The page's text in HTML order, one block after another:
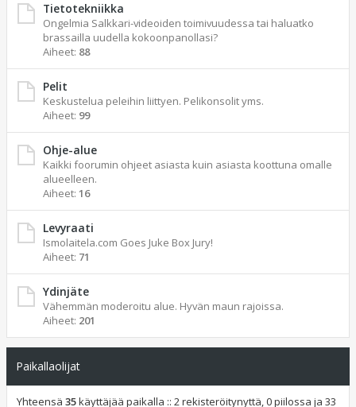
Tietotekniikka
Ongelmia Salkkari-videoiden toimivuudessa tai haluatko
brassailla uudella kokoonpanollasi?
Aiheet: 88
Pelit
Keskustelua peleihin liittyen. Pelikonsolit yms.
Aiheet: 99
Ohje-alue
Kaikki foorumin ohjeet asiasta kuin asiasta koottuna omalle
alueelleen.
Aiheet: 16
Levyraati
Ismolaitela.com Goes Juke Box Jury!
Aiheet: 71
Ydinjäte
Vähemmän moderoitu alue. Hyvän maun rajoissa.
Aiheet: 201
Paikallaolijat
Yhteensä 35käyttäjää paikalla :: 2 rekisteröitynyttä, 0 piilossa ja 33